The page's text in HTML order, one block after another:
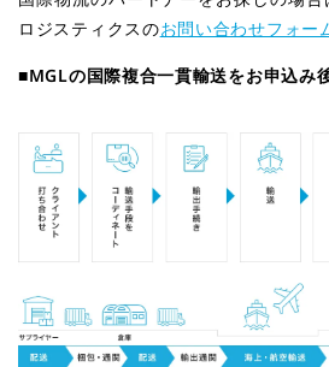
ロジスティクスのお問い合わせフォー
■MGLの国際複合一貫輸送をお申込み